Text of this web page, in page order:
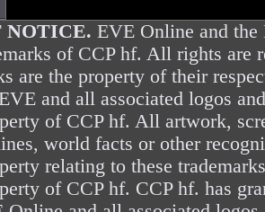
NOTICE. EVE Online and the
of CCP hf. All rights are
are the property of their
and all associated logos
of CCP hf. All artwork,
world facts or other
relating to these
of CCP hf. CCP hf. has